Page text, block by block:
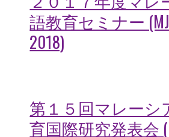
語教育セミナー
2018)
第１５回マレーシ
育国際研究発表会